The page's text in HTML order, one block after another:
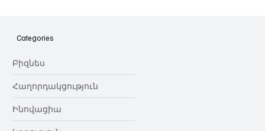
նվիրում որոշում
Categories
Բիզնես
Հաղորդակցություն
Ինովացիա